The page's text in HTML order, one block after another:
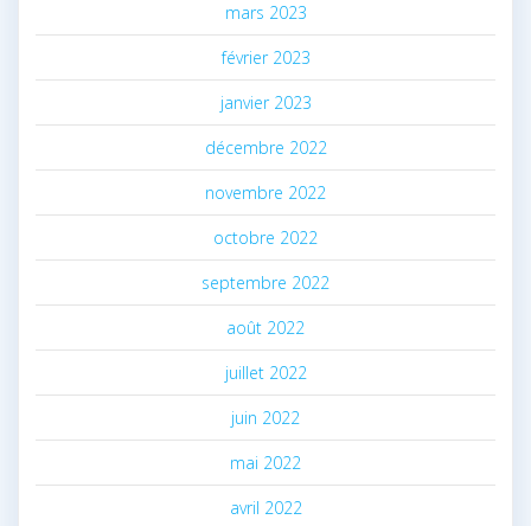
mars 2023
février 2023
janvier 2023
décembre 2022
novembre 2022
octobre 2022
septembre 2022
août 2022
juillet 2022
juin 2022
mai 2022
avril 2022